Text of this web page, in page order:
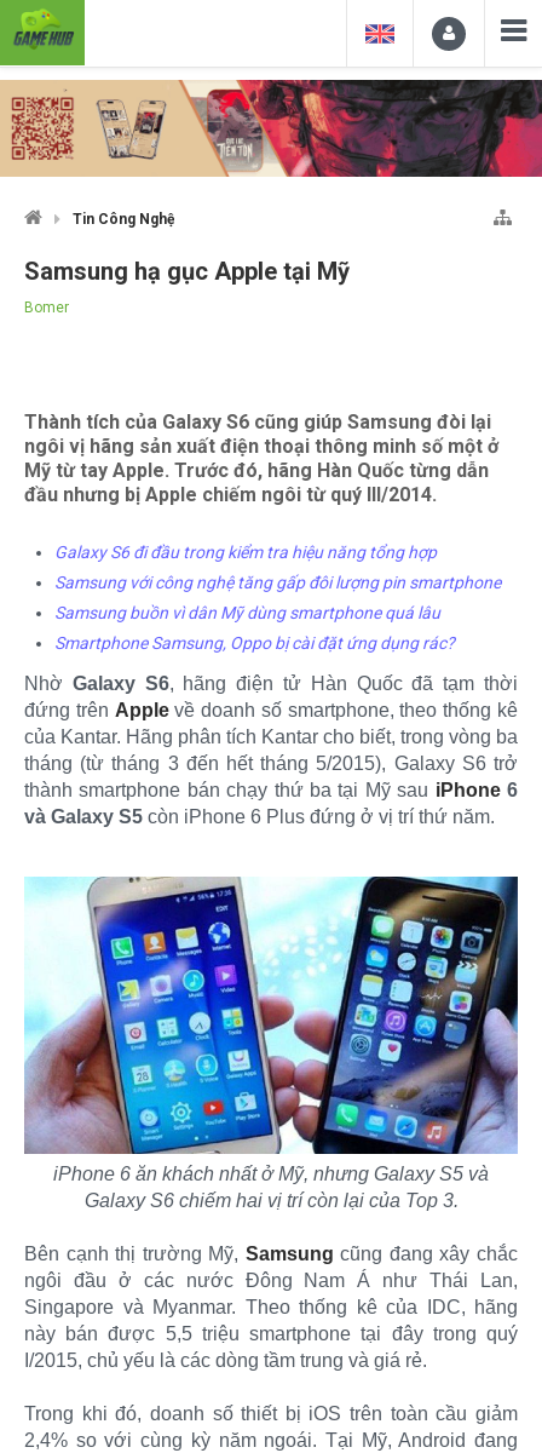
Tin Công Nghệ
Samsung hạ gục Apple tại Mỹ
Bomer
Thành tích của Galaxy S6 cũng giúp Samsung đòi lại
ngôi vị hãng sản xuất điện thoại thông minh số một ở
Mỹ từ tay Apple. Trước đó, hãng Hàn Quốc từng dẫn
đầu nhưng bị Apple chiếm ngôi từ quý III/2014.
Galaxy S6 đi đầu trong kiểm tra hiệu năng tổng hợp
Samsung với công nghệ tăng gấp đôi lượng pin smartphone
Samsung buồn vì dân Mỹ dùng smartphone quá lâu
Smartphone Samsung, Oppo bị cài đặt ứng dụng rác?
Nhờ Galaxy S6, hãng điện tử Hàn Quốc đã tạm thời
đứng trên Applevề doanh số smartphone, theo thống kê
của Kantar. Hãng phân tích Kantar cho biết, trong vòng ba
tháng (từ tháng 3 đến hết tháng 5/2015), Galaxy S6 trở
thành smartphone bán chạy thứ ba tại Mỹ sau iPhone6
và Galaxy S5 còn iPhone 6 Plus đứng ở vị trí thứ năm.
iPhone 6 ăn khách nhất ở Mỹ, nhưng Galaxy S5 và
Galaxy S6 chiếm hai vị trí còn lại của Top 3.
Bên cạnh thị trường Mỹ, Samsung cũng đang xây chắc
ngôi đầu ở các nước Đông Nam Á như Thái Lan,
Singapore và Myanmar. Theo thống kê của IDC, hãng
này bán được 5,5 triệu smartphone tại đây trong quý
I/2015, chủ yếu là các dòng tầm trung và giá rẻ.
Trong khi đó, doanh số thiết bị iOS trên toàn cầu giảm
2,4% so với cùng kỳ năm ngoái. Tại Mỹ, Android đang